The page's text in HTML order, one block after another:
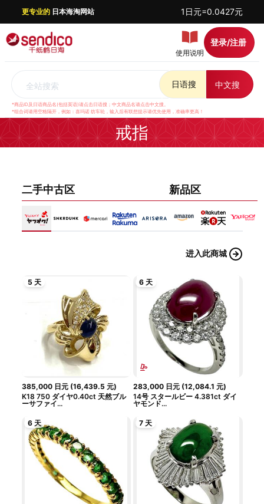
更专业的日本海淘网站 1日元=0.0427元
使用说明
登录/注册
全站搜索 日语搜 中文搜
*商品ID及日语商品名(包括英语)请点击日语搜；中文商品名请点击中文搜。
*组合词请用空格隔开，例如：喜玛诺 纺车轮，输入后有联想提示请优先使用，准确率更高！
戒指
二手中古区 新品区
进入此商城
5 天
385,000 日元(16,439.5 元)
K18 750 ダイヤ0.40ct 天然ブル
ーサファイ...
6 天
283,000 日元 (12,084.1 元)
14号 スタールビー 4.381ct ダイ
ヤモンド...
6 天 7 天